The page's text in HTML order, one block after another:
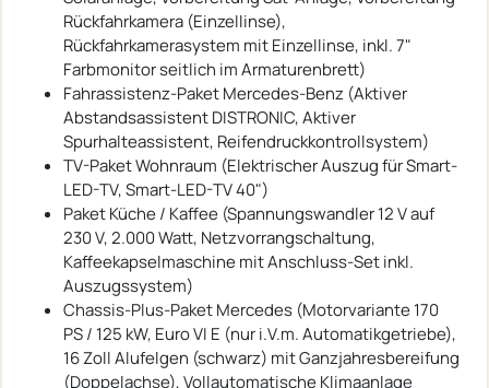
Rückfahrkamera (Einzellinse),
Rückfahrkamerasystem mit Einzellinse, inkl. 7"
Farbmonitor seitlich im Armaturenbrett)
Fahrassistenz-Paket Mercedes-Benz (Aktiver
Abstandsassistent DISTRONIC, Aktiver
Spurhalteassistent, Reifendruckkontrollsystem)
TV-Paket Wohnraum (Elektrischer Auszug für Smart-
LED-TV, Smart-LED-TV 40")
Paket Küche / Kaffee (Spannungswandler 12 V auf
230 V, 2.000 Watt, Netzvorrangschaltung,
Kaffeekapselmaschine mit Anschluss-Set inkl.
Auszugssystem)
Chassis-Plus-Paket Mercedes (Motorvariante 170
PS / 125 kW, Euro VI E (nur i.V.m. Automatikgetriebe),
16 Zoll Alufelgen (schwarz) mit Ganzjahresbereifung
(Doppelachse), Vollautomatische Klimaanlage